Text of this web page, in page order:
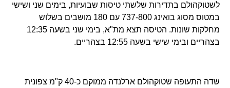
לשטוקהולם בתדירות שלשתי טיסות שבועיות, בימים שני ושישי
במטוס מסוג בואינג 737-800 עם 180 מושבים בשלוש
מחלקות שונות. הטיסה תצא מת"א, בימי שני בשעה 12:35
בצהריים ובימי שישי בשעה 12:55 בצהריים.
שדה התעופה שטוקהולם ארלנדה ממוקם כ-40 ק"מ צפונית